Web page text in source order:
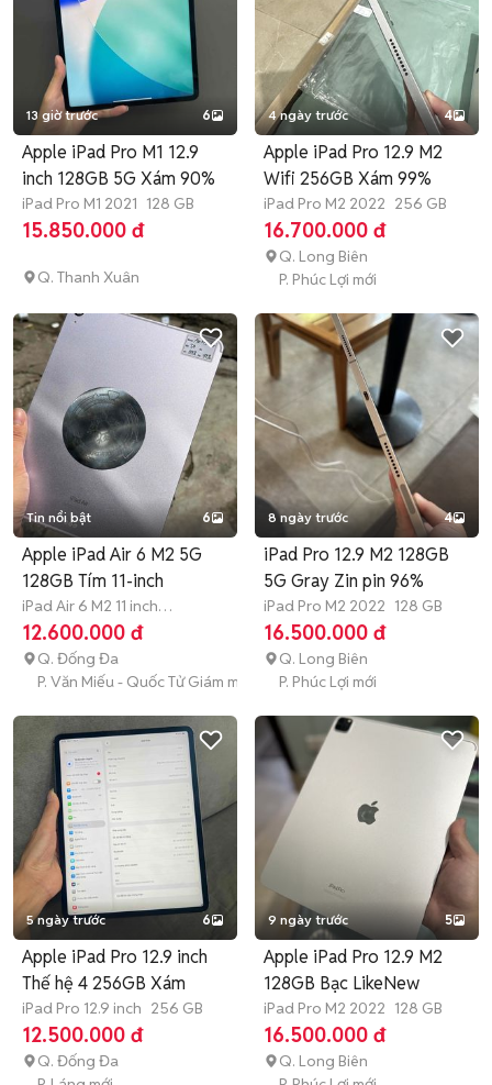
13 giờ trước 6
Apple iPad Pro M1 12.9
inch 128GB 5G Xám 90%
iPad Pro M1 2021 128 GB
15.850.000 đ
Q. Thanh Xuân
4 ngày trước 4
Apple iPad Pro 12.9 M2
Wifi 256GB Xám 99%
iPad Pro M2 2022 256 GB
16.700.000 đ
Q. Long Biên
P. Phúc Lợi mới
Tin nổi bật 6
Apple iPad Air 6 M2 5G
128GB Tím 11-inch
iPad Air 6 M2 11 inch
2024 128 GB
12.600.000 đ
Q. Đống Đa
P. Văn Miếu - Quốc Tử Giám mới
8 ngày trước 4
iPad Pro 12.9 M2 128GB
5G Gray Zin pin 96%
iPad Pro M2 2022 128 GB
16.500.000 đ
Q. Long Biên
P. Phúc Lợi mới
5 ngày trước 6
Apple iPad Pro 12.9 inch
Thế hệ 4 256GB Xám
iPad Pro 12.9 inch 256 GB
12.500.000 đ
Q. Đống Đa
9 ngày trước 5
Apple iPad Pro 12.9 M2
128GB Bạc LikeNew
iPad Pro M2 2022 128 GB
16.500.000 đ
Q. Long Biên